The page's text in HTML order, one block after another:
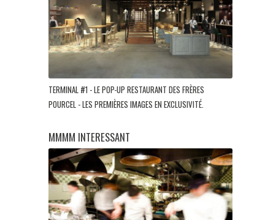
TERMINAL #1 - LE POP-UP RESTAURANT DES FRÈRES
POURCEL - LES PREMIÈRES IMAGES EN EXCLUSIVITÉ.
MMMM INTERESSANT